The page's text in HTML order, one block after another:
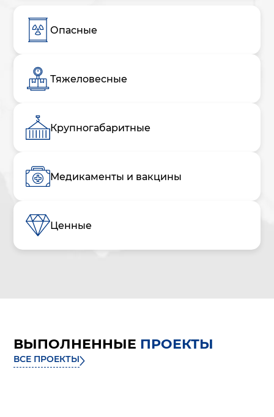
Опасные
Тяжеловесные
Крупногабаритные
Медикаменты и вакцины
Ценные
ВЫПОЛНЕННЫЕ ПРОЕКТЫ
ВСЕ ПРОЕКТЫ